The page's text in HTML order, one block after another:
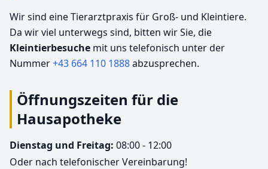
Wir sind eine Tierarztpraxis für Groß- und Kleintiere.
Da wir viel unterwegs sind, bitten wir Sie, die
Kleintierbesuche mit uns telefonisch unter der
Nummer+43 664 110 1888abzusprechen.
Öffnungszeiten für die
Hausapotheke
Dienstag und Freitag: 08:00 - 12:00
Oder nach telefonischer Vereinbarung!